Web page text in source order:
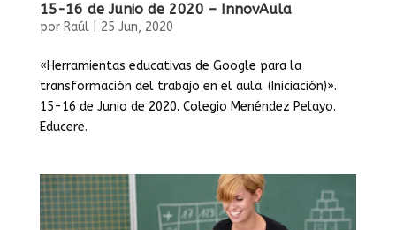
15-16 de Junio de 2020 – InnovAula
por Raúl| 25 Jun, 2020
«Herramientas educativas de Google para la
transformación del trabajo en el aula. (Iniciación)».
15-16 de Junio de 2020. Colegio Menéndez Pelayo.
Educere.